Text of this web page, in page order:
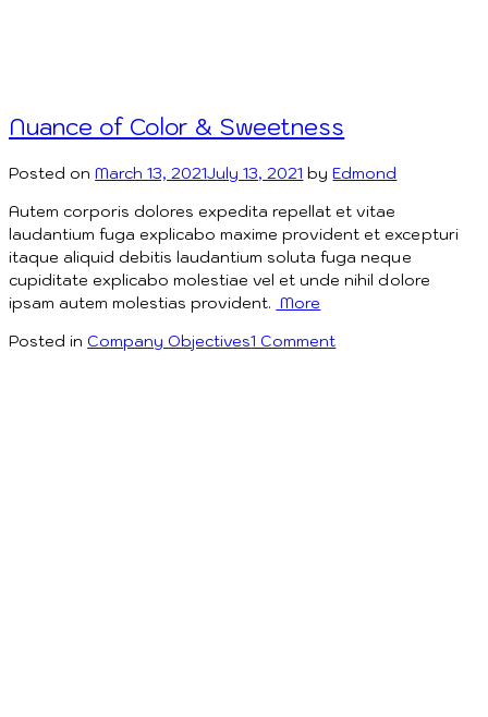
Nuance of Color & Sweetness
Posted onMarch 13, 2021July 13, 2021 byEdmond
Autem corporis dolores expedita repellat et vitae
laudantium fuga explicabo maxime provident et excepturi
itaque aliquid debitis laudantium soluta fuga neque
cupiditate explicabo molestiae vel et unde nihil dolore
ipsam autem molestias provident. More
Posted in Company Objectives1 Commenton